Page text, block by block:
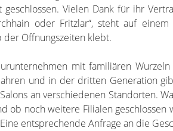
geschlossen. Vielen Dank für ihr
oder Fritzlar“, steht auf
der Öffnungszeiten klebt.
mit familiären
und in der dritten Generation
an verschiedenen Standorten.
ob noch weitere Filialen geschlossen
entsprechende Anfrage an die